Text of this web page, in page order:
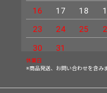
16
17 18
23
24 25
30
31
休業日
※商品発送、お問い合わせを含みま